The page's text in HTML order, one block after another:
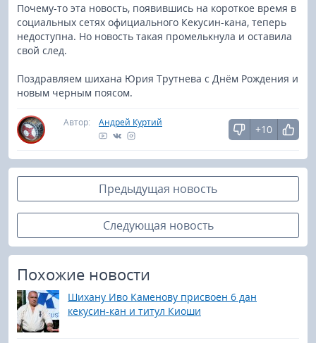
Почему-то эта новость, появившись на короткое время в
социальных сетях официального Кекусин-кана, теперь
недоступна. Но новость такая промелькнула и оставила
свой след.
Поздравляем шихана Юрия Трутнева с Днём Рождения и
новым черным поясом.
Автор: Андрей Куртий
+10
Предыдущая новость
Следующая новость
Похожие новости
Шихану Иво Каменову присвоен 6 дан
кекусин-кан и титул Киоши